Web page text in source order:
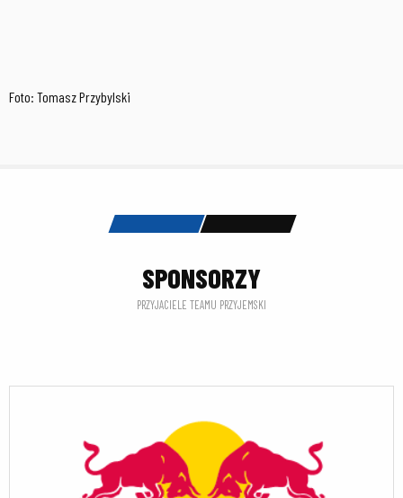
Foto: Tomasz Przybylski
SPONSORZY
PRZYJACIELE TEAMU PRZYJEMSKI